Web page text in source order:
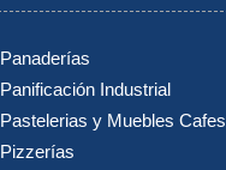
Panaderías
Panificación Industrial
Pastelerias y Muebles
Pizzerías